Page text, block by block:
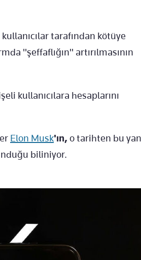
tarafından kötüye
"şeffaflığın" artırılmasının
kullanıcılara hesaplarını
Elon Musk'ın, o tarihten bu
biliniyor.